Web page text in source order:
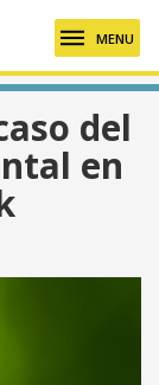
MENU
del
en